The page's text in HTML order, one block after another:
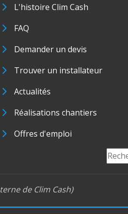
L'histoire Clim Cash
FAQ
Demander un devis
Trouver un installateur
Actualités
Réalisations chantiers
Offres d'emploi
de Clim Cash)